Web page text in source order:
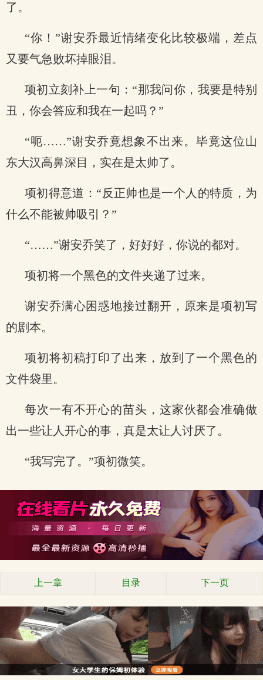
了。
“你！”谢安乔最近情绪变化比较极端，差点
又要气急败坏掉眼泪。
项初立刻补上一句：“那我问你，我要是特别
丑，你会答应和我在一起吗？”
“呃……”谢安乔竟想象不出来。毕竟这位山
东大汉高鼻深目，实在是太帅了。
项初得意道：“反正帅也是一个人的特质，为
什么不能被帅吸引？”
“……”谢安乔笑了，好好好，你说的都对。
项初将一个黑色的文件夹递了过来。
谢安乔满心困惑地接过翻开，原来是项初写
的剧本。
项初将初稿打印了出来，放到了一个黑色的
文件袋里。
每次一有不开心的苗头，这家伙都会准确做
出一些让人开心的事，真是太让人讨厌了。
“我写完了。”项初微笑。
上一章 目录 下一页